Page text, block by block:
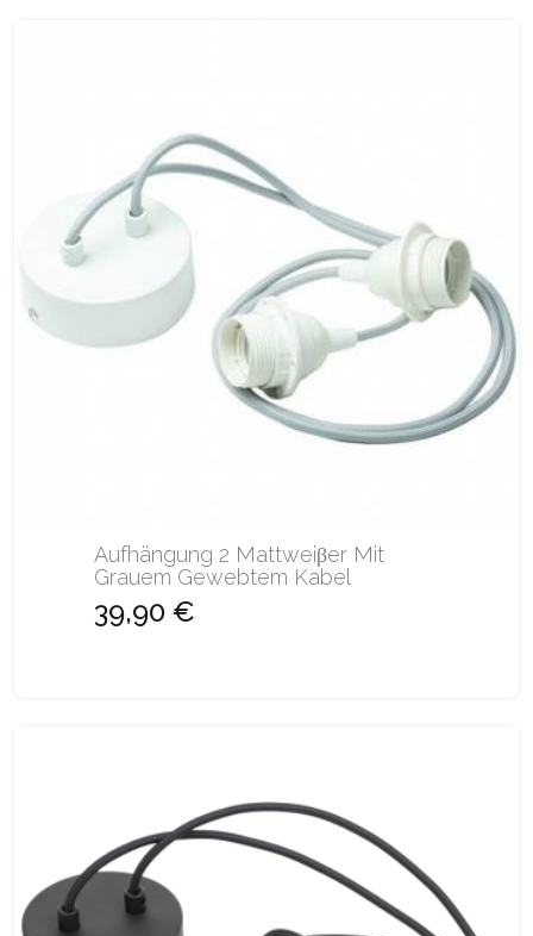
Aufhängung 2 Mattweiβer Mit
Grauem Gewebtem Kabel
39,90 €